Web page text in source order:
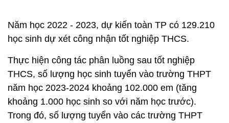
Năm học 2022 - 2023, dự kiến toàn TP có 129.210
học sinh dự xét công nhận tốt nghiệp THCS.
Thực hiện công tác phân luồng sau tốt nghiệp
THCS, số lượng học sinh tuyển vào trường THPT
năm học 2023-2024 khoảng 102.000 em (tăng
khoảng 1.000 học sinh so với năm học trước).
Trong đó, số lượng tuyển vào các trường THPT